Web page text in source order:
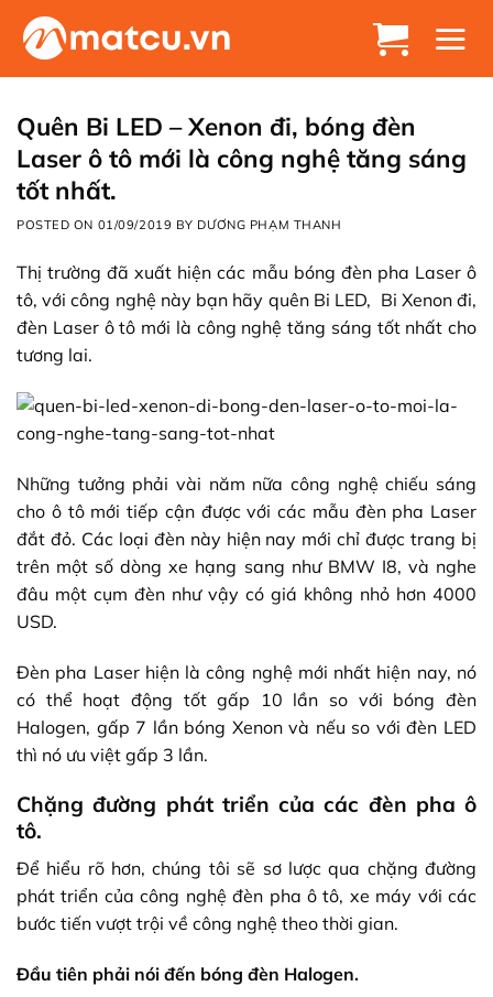
Chuyển
đến
Quên Bi LED – Xenon đi, bóng đèn
Laser ô tô mới là công nghệ tăng sáng
tốt nhất.
POSTED ON 01/09/2019 BY DƯƠNG PHẠM THANH
Thị trường đã xuất hiện các mẫu bóng đèn pha Laser ô
tô, với công nghệ này bạn hãy quên Bi LED, Bi Xenon đi,
đèn Laser ô tô mới là công nghệ tăng sáng tốt nhất cho
tương lai.
Những tưởng phải vài năm nữa công nghệ chiếu sáng
cho ô tô mới tiếp cận được với các mẫu đèn pha Laser
đắt đỏ. Các loại đèn này hiện nay mới chỉ được trang bị
trên một số dòng xe hạng sang như BMW I8, và nghe
đâu một cụm đèn như vậy có giá không nhỏ hơn 4000
USD.
Đèn pha Laser hiện là công nghệ mới nhất hiện nay, nó
có thể hoạt động tốt gấp 10 lần so với bóng đèn
Halogen, gấp 7 lần bóng Xenon và nếu so với đèn LED
thì nó ưu việt gấp 3 lần.
Chặng đường phát triển của các đèn pha ô
tô.
Để hiểu rõ hơn, chúng tôi sẽ sơ lược qua chặng đường
phát triển của công nghệ đèn pha ô tô, xe máy với các
bước tiến vượt trội về công nghệ theo thời gian.
Đầu tiên phải nói đến bóng đèn Halogen.